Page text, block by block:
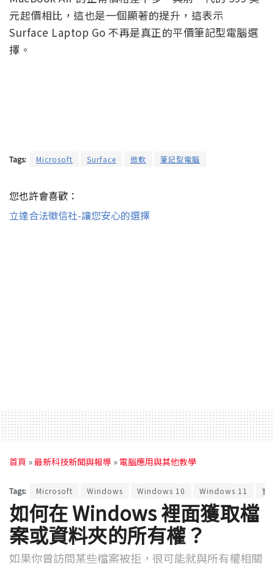
元起價相比，這也是一個顯著的提升，這表示
Surface Laptop Go 不再是真正的平價筆記型電腦選
擇。
Tags: Microsoft Surface 微軟 筆記型電腦
您也許會喜歡：
立達合法徵信社-讓您安心的選擇
首頁 »最新科技新聞與報導 » 電腦應用與其他教學
Tags: Microsoft Windows Windows 10 Windows 11 實
如何在 Windows 裡面獲取檔
案或資料夾的所有權？
如果你曾訪問某些檔案被拒，很可能就與所有權相關